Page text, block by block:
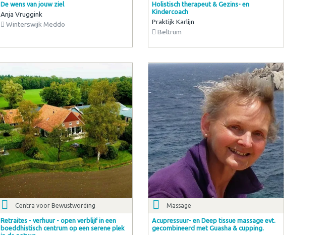
De wens van jouw ziel
Anja Vruggink
Winterswijk Meddo
Holistisch therapeut & Gezins- en
Kindercoach
Praktijk Karlijn
Beltrum
Centra voor Bewustwording
Retraites - verhuur - open verblijf in een
boeddhistisch centrum op een serene plek
Massage
Acupressuur- en Deep tissue massage evt.
gecombineerd met Guasha & cupping.